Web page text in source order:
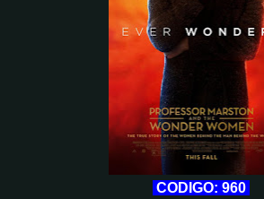
CODIGO: 960